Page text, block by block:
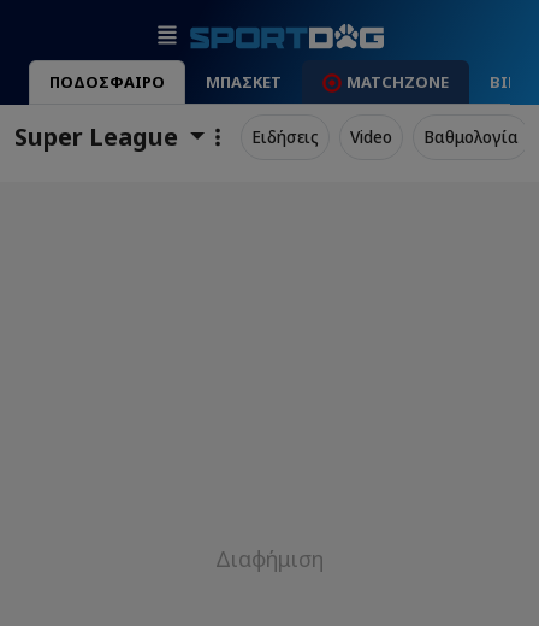
ΠΟΔΟΣΦΑΙΡΟ ΜΠΑΣΚΕΤ MATCHZONE
Super League Ειδήσεις Video Βαθμολογία